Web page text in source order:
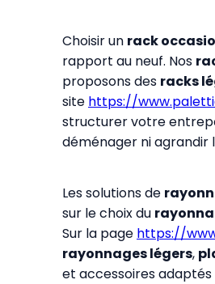
Choisir un rack
rapport au neuf. Nos
proposons des racks
site https://
structurer votre
déménager ni agrandir
Les solutions de
sur le choix du
Sur la page https://
rayonnages légers,
et accessoires